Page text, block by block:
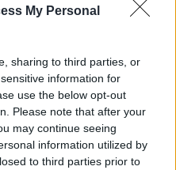
My Personal
sharing to third parties, or
information for
use the below opt-out
Please note that after your
may continue seeing
information utilized by
to third parties prior to
Ver perfil
Ver perfil